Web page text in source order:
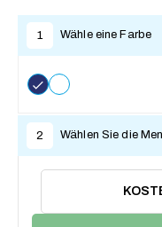
1 Wähle eine Farbe
2 Wählen Sie die